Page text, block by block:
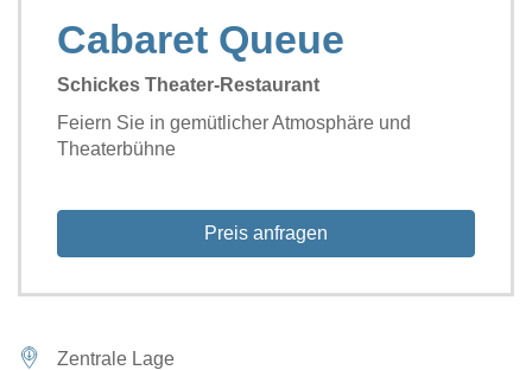
Cabaret Queue
Schickes Theater-Restaurant
Feiern Sie in gemütlicher Atmosphäre und
Theaterbühne
Preis anfragen
Zentrale Lage